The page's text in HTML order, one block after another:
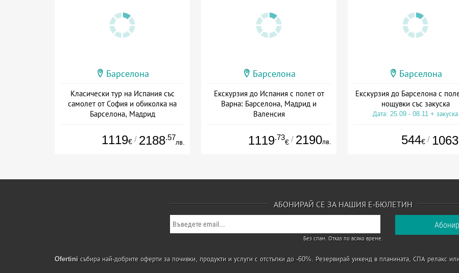
Барселона
Класически тур на Испания със
самолет от София и обиколка на
Барселона, Мадрид
1119€ / 2188.57
лв.
Барселона
Екскурзия до Испания с полет от
Варна: Барселона, Мадрид и
Валенсия
1119.73
€ / 2190лв.
Барселона
Екскурзия до Барселона с
нощувки със закуска
Дата: 25.09 - 08.11 + закуска
544€ / 1063
АБОНИРАЙ СЕ ЗА НАШИЯ Е-БЮЛЕТИН
Без спам. Отказ по всяко време.
Ofertini събира най-добрите оферти за почивки, продукти и услуги с отстъпки до -60%. Резервирай уикенд в планината, СПА релакс